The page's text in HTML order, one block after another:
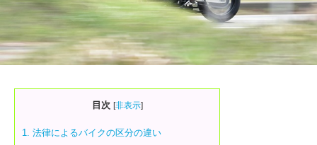
目次 [非表示]
1. 法律によるバイクの区分の違い